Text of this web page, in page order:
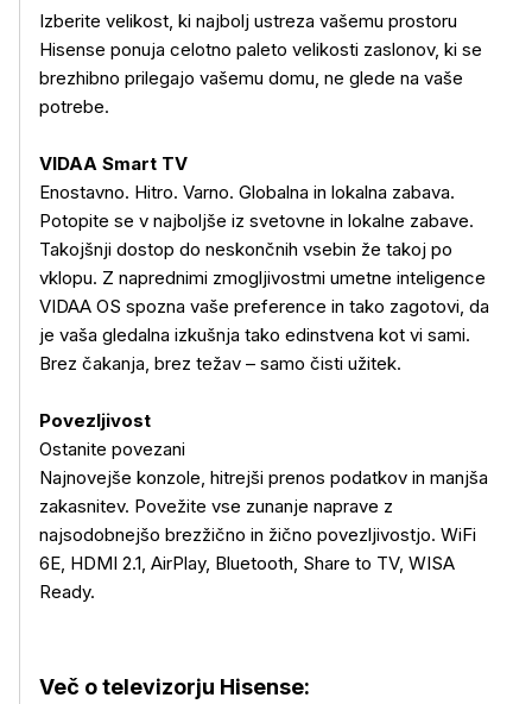
Izberite velikost, ki najbolj ustreza vašemu prostoru
Hisense ponuja celotno paleto velikosti zaslonov, ki se
brezhibno prilegajo vašemu domu, ne glede na vaše
potrebe.
VIDAA Smart TV
Enostavno. Hitro. Varno. Globalna in lokalna zabava.
Potopite se v najboljše iz svetovne in lokalne zabave.
Takojšnji dostop do neskončnih vsebin že takoj po
vklopu. Z naprednimi zmogljivostmi umetne inteligence
VIDAA OS spozna vaše preference in tako zagotovi, da
je vaša gledalna izkušnja tako edinstvena kot vi sami.
Brez čakanja, brez težav – samo čisti užitek.
Povezljivost
Ostanite povezani
Najnovejše konzole, hitrejši prenos podatkov in manjša
zakasnitev. Povežite vse zunanje naprave z
najsodobnejšo brezžično in žično povezljivostjo. WiFi
6E, HDMI 2.1, AirPlay, Bluetooth, Share to TV, WISA
Ready.
Več o televizorju Hisense: